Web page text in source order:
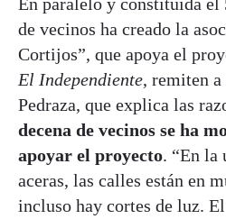
de vecinos ha creado la
Cortijos”, que apoya el
El Independiente, remiten a
Pedraza, que explica las
decena de vecinos se ha
apoyar el proyecto. “En la
aceras, las calles están en
incluso hay cortes de luz.